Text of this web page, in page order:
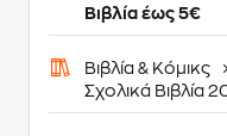
Βιβλία έως 5€
Βιβλία & Κόμικς
Σχολικά Βιβλία